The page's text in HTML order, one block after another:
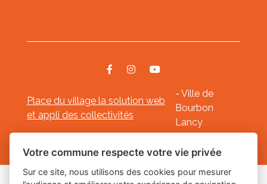
Place du village la solution web
et appli des collectivités
- Ville de
Bourbon
Lancy
Mentions légales-- Gestion des cookies
Votre commune respecte votre vie privée
Sur ce site, nous utilisons des cookies pour mesurer